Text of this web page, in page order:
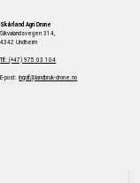
Skårland AgriDrone
Sikvalandsvegen 314,
4342 Undheim
Tlf:(+47) 975 03 104
E-post:ingolf@landbruk-drone.no